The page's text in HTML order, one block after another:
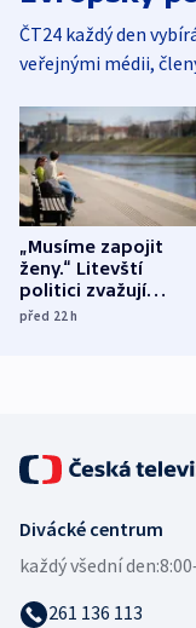
ČT24 každý den
veřejnými médii,
„Musíme zapojit
ženy.“ Litevští
politici zvažují
dohodu o
před 22h
Divácké centrum
každý všední den:
261 136 113